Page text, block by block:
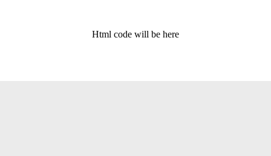
Html code will be here